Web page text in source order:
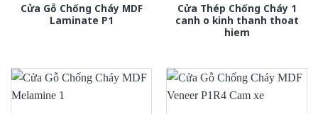
Cửa Gỗ Chống Cháy MDF
Laminate P1
Cửa Thép Chống Cháy 1
canh o kinh thanh thoat
hiem